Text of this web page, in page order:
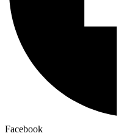
Facebook